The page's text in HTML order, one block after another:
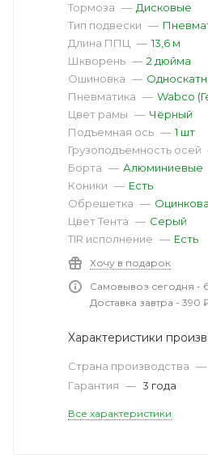
Тормоза — Дисковые
Тип подвески —
Длина ППЦ
— 13,6 м
Шкворень — 2 дюйма
Ошиновка —
Пневматика — Wabco
Цвет рамы — Чёрный
Подъемная ось — 1 шт
Грузоподъемность осей
Борта — Алюминиевые
Коники — Есть
Обрешетка —
Цвет Тента — Серый
TIR исполнение — Есть
Хочу в подарок
Самовывоз сегодня -
Доставка завтра - 390
Характеристики
Страна производства —
Гарантия — 3 года
Все характеристики